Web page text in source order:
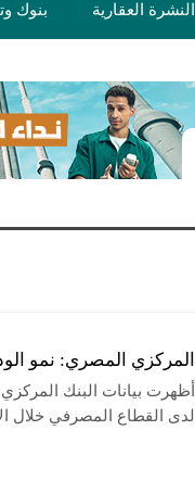
النشرة العقارية بنوك
المركزي المصري: نمو الودائع المحلية
أظهرت بيانات البنك
لدى القطاع المصرفي خلال